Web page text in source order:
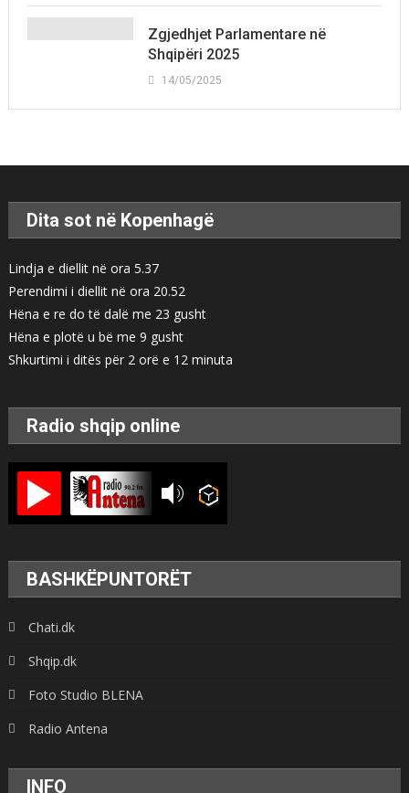
Zgjedhjet Parlamentare në
Shqipëri 2025
14/05/2025
Dita sot në Kopenhagë
Lindja e diellit në ora 5.37
Perendimi i diellit në ora 20.52
Hëna e re do të dalë me 23 gusht
Hëna e plotë u bë me 9 gusht
Shkurtimi i ditës për 2 orë e 12 minuta
Radio shqip online
BASHKËPUNTORËT
Chati.dk
Shqip.dk
Foto Studio BLENA
Radio Antena
INFO